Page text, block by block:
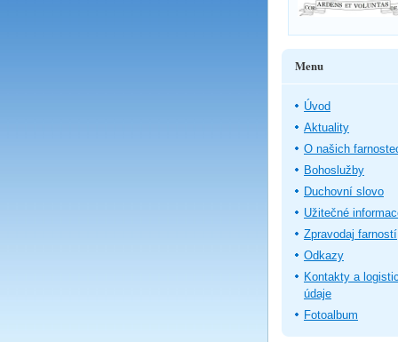
Menu
Úvod
Aktuality
O našich
Bohoslužby
Duchovní slovo
Užitečné
Zpravodaj farností
Odkazy
Kontakty a
údaje
Fotoalbum